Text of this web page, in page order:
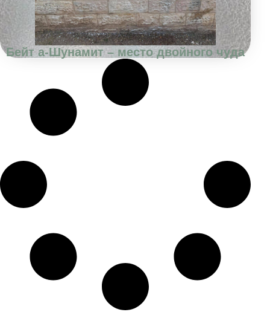
Бейт а-Шунамит – место двойного чуда